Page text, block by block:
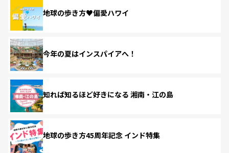
地球の歩き方♥偏愛ハワイ
今年の夏はインスパイアへ！
知れば知るほど好きになる 湘南・江の島
地球の歩き方45周年記念 インド特集